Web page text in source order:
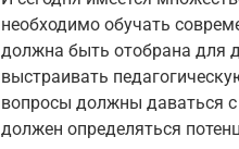
необходимо обучать
должна быть отобрана для
выстраивать
вопросы должны даваться с
должен определяться